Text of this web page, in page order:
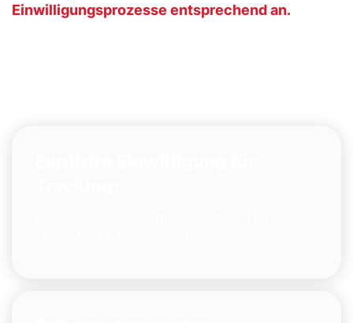
Einwilligungsprozesse entsprechend an.